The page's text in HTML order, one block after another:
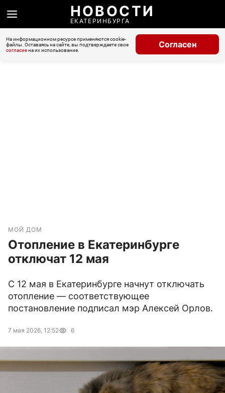
НОВОСТИ
ЕКАТЕРИНБУРГА
На информационном ресурсе применяются cookie-
файлы. Оставаясь на сайте, вы подтверждаете свое
согласиена их использование.
Согласен
МОЙ ДОМ
Отопление в Екатеринбурге
отключат 12 мая
С 12 мая в Екатеринбурге начнут отключать
отопление — соответствующее
постановление подписал мэр Алексей Орлов.
7 мая 2026, 12:52 6